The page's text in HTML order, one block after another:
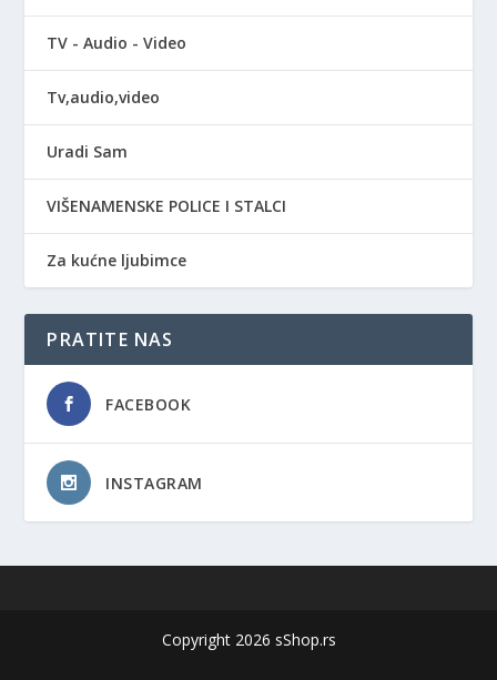
TV - Audio - Video
Tv,audio,video
Uradi Sam
VIŠENAMENSKE POLICE I STALCI
Za kućne ljubimce
PRATITE NAS
FACEBOOK
INSTAGRAM
Copyright 2026 sShop.rs